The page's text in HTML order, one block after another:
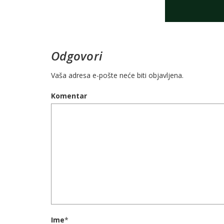
Odgovori
Vaša adresa e-pošte neće biti objavljena.
Komentar
Ime*